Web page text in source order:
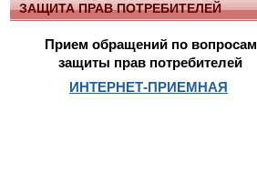
ЗАЩИТА ПРАВ ПОТРЕБИТЕЛЕЙ
Прием обращений по вопросам
защиты прав потребителей
ИНТЕРНЕТ-ПРИЕМНАЯ